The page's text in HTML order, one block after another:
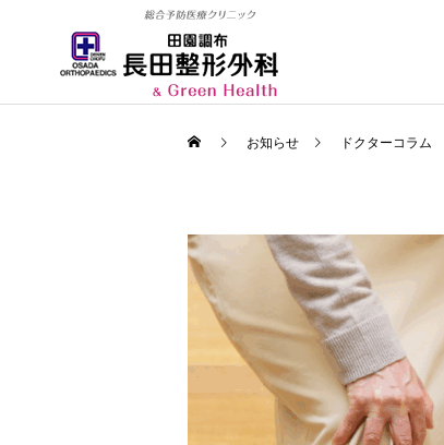
整形外科
お知らせ ドクターコラム